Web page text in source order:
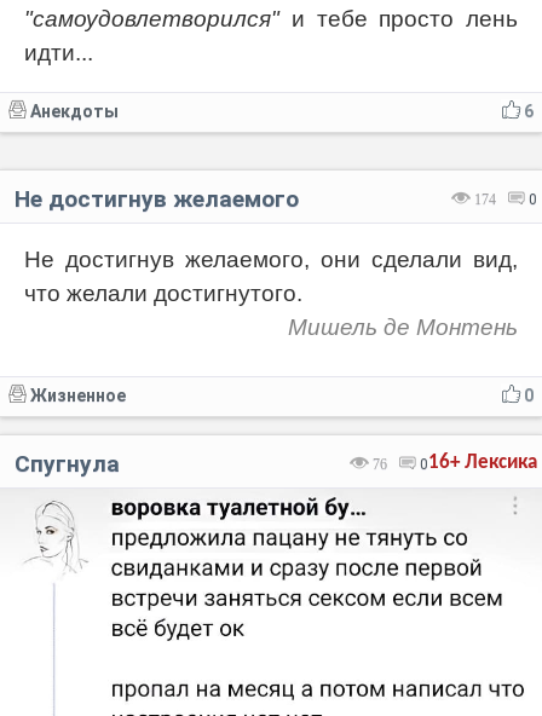
"самоудовлетворился"и тебе просто лень
идти...
6
Анекдоты
174 0
Не достигнув желаемого
Не достигнув желаемого, они сделали вид,
что желали достигнутого.
Мишель де Монтень
0
Жизненное
Лексика
16+
76 0
Спугнула